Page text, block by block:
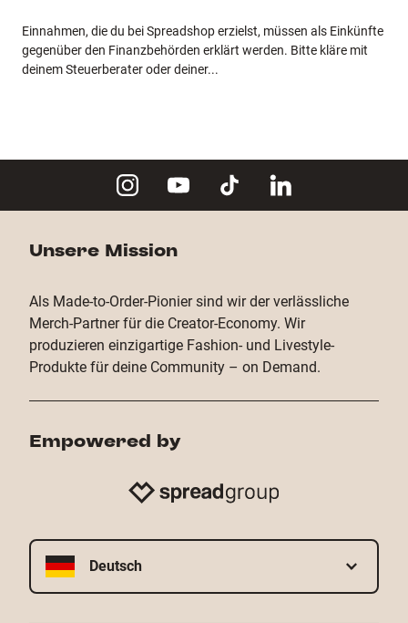
Einnahmen, die du bei Spreadshop erzielst, müssen als Einkünfte
gegenüber den Finanzbehörden erklärt werden. Bitte kläre mit
deinem Steuerberater oder deiner...
Unsere Mission
Als Made-to-Order-Pionier sind wir der verlässliche
Merch-Partner für die Creator-Economy. Wir
produzieren einzigartige Fashion- und Livestyle-
Produkte für deine Community – on Demand.
Empowered by
Deutsch